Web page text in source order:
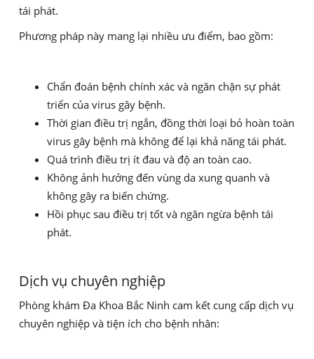
tái phát.
Phương pháp này mang lại nhiều ưu điểm, bao gồm:
Chẩn đoán bệnh chính xác và ngăn chặn sự phát
triển của virus gây bệnh.
Thời gian điều trị ngắn, đồng thời loại bỏ hoàn toàn
virus gây bệnh mà không để lại khả năng tái phát.
Quá trình điều trị ít đau và độ an toàn cao.
Không ảnh hưởng đến vùng da xung quanh và
không gây ra biến chứng.
Hồi phục sau điều trị tốt và ngăn ngừa bệnh tái
phát.
Dịch vụ chuyên nghiệp
Phòng khám Đa Khoa Bắc Ninh cam kết cung cấp dịch vụ
chuyên nghiệp và tiện ích cho bệnh nhân: